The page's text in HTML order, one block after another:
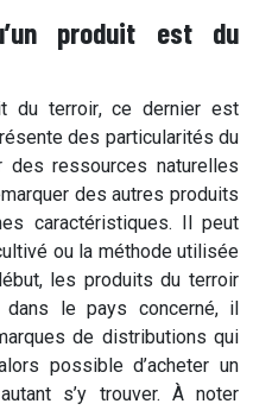
produit est du
du terroir, ce dernier est
des particularités du
ressources naturelles
des autres produits
caractéristiques. Il peut
ou la méthode utilisée
les produits du terroir
dans le pays concerné, il
de distributions qui
possible d’acheter un
s’y trouver. À noter